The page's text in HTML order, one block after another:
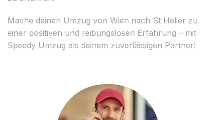
Mache deinen Umzug von Wien nach St Helier zu
einer positiven und reibungslosen Erfahrung – mit
Speedy Umzug als deinem zuverlässigen Partner!